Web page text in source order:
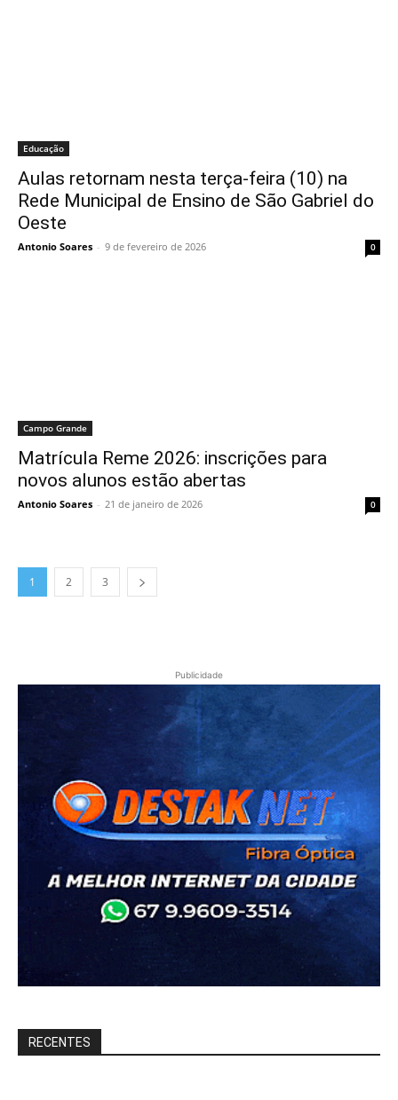
Educação
Aulas retornam nesta terça-feira (10) na
Rede Municipal de Ensino de São Gabriel do
Oeste
Antonio Soares - 9 de fevereiro de 2026 0
Campo Grande
Matrícula Reme 2026: inscrições para
novos alunos estão abertas
Antonio Soares - 21 de janeiro de 2026 0
1 2 3
Publicidade
RECENTES